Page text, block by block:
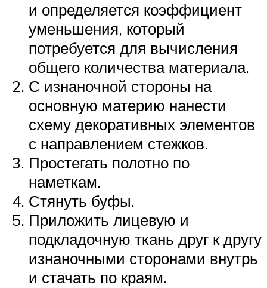
и определяется коэффициент
уменьшения, который
потребуется для вычисления
общего количества материала.
С изнаночной стороны на
основную материю нанести
схему декоративных элементов
с направлением стежков.
Простегать полотно по
наметкам.
Стянуть буфы.
Приложить лицевую и
подкладочную ткань друг к другу
изнаночными сторонами внутрь
и стачать по краям.